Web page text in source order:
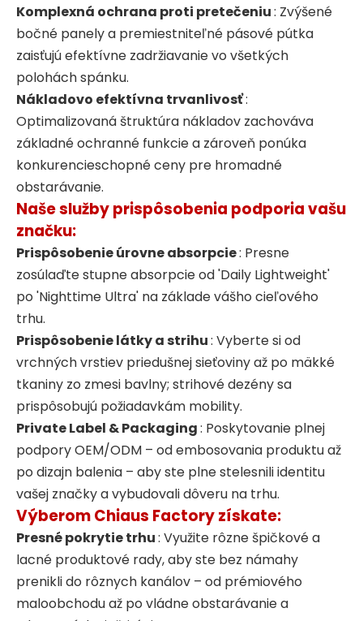
Komplexná ochrana proti pretečeniu: Zvýšené
bočné panely a premiestniteľné pásové pútka
zaisťujú efektívne zadržiavanie vo všetkých
polohách spánku.
Nákladovo efektívna trvanlivosť:
Optimalizovaná štruktúra nákladov zachováva
základné ochranné funkcie a zároveň ponúka
konkurencieschopné ceny pre hromadné
obstarávanie.
Naše služby prispôsobenia podporia vašu
značku:
Prispôsobenie úrovne absorpcie: Presne
zosúlaďte stupne absorpcie od 'Daily Lightweight'
po 'Nighttime Ultra' na základe vášho cieľového
trhu.
Prispôsobenie látky a strihu: Vyberte si od
vrchných vrstiev priedušnej sieťoviny až po mäkké
tkaniny zo zmesi bavlny; strihové dezény sa
prispôsobujú požiadavkám mobility.
Private Label & Packaging: Poskytovanie plnej
podpory OEM/ODM – od embosovania produktu až
po dizajn balenia – aby ste plne stelesnili identitu
vašej značky a vybudovali dôveru na trhu.
Výberom Chiaus Factory získate:
Presné pokrytie trhu: Využite rôzne špičkové a
lacné produktové rady, aby ste bez námahy
prenikli do rôznych kanálov – od prémiového
maloobchodu až po vládne obstarávanie a